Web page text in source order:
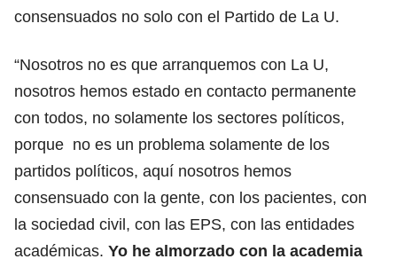
consensuados no solo con el Partido de La U.
“Nosotros no es que arranquemos con La U,
nosotros hemos estado en contacto permanente
con todos, no solamente los sectores políticos,
porque no es un problema solamente de los
partidos políticos, aquí nosotros hemos
consensuado con la gente, con los pacientes, con
la sociedad civil, con las EPS, con las entidades
académicas. Yo he almorzado con la academia